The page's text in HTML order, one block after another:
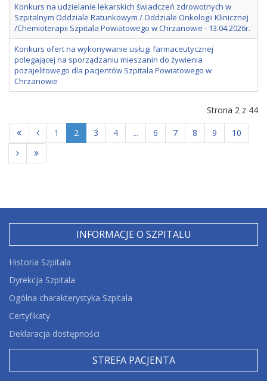
Konkurs na udzielanie lekarskich świadczeń zdrowotnych w
Szpitalnym Oddziale Ratunkowym / Oddziale Onkologii Klinicznej
/Chemioterapii Szpitala Powiatowego w Chrzanowie - 13.04.2026r.
Konkurs ofert na wykonywanie usługi farmaceutycznej
polegającej na sporządzaniu mieszanin do żywienia
pozajelitowego dla pacjentów Szpitala Powiatowego w
Chrzanowie
Strona 2 z 44
1
2 3 4 ... 6 7 8 9 10
INFORMACJE O SZPITALU
Historia Szpitala
Dyrekcja Szpitala
Ogólna charakterystyka Szpitala
Certyfikaty
Deklaracja dostępności
STREFA PACJENTA